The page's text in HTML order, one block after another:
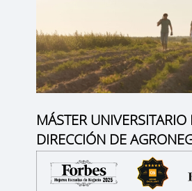
MÁSTER UNIVERSITARIO
DIRECCIÓN DE